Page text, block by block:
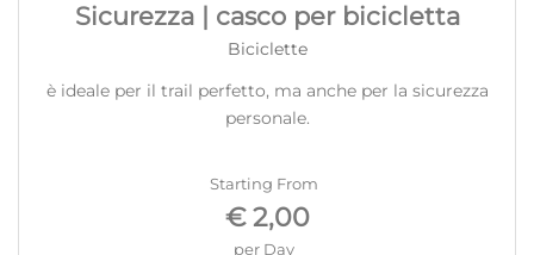
Sicurezza | casco per bicicletta
Biciclette
è ideale per il trail perfetto, ma anche per la sicurezza
personale.
Starting From
€ 2,00
per Day